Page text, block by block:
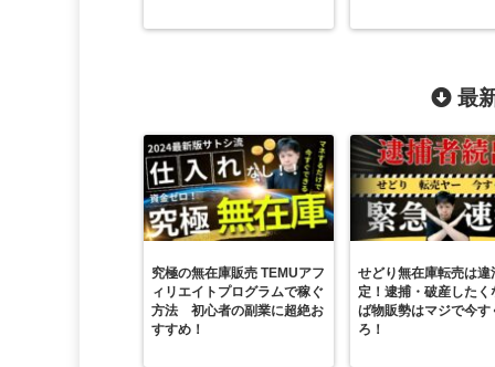
最
究極の無在庫販売 TEMUアフ
ィリエイトプログラムで稼ぐ
方法 初心者の副業に超絶お
すすめ！
せどり無在庫転売は違
定！逮捕・破産したく
ば物販勢はマジで今す
ろ！